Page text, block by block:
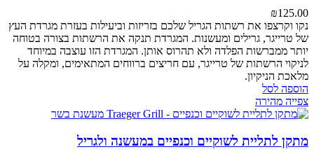
₪125.00
נקו וקרצפו את רשתות הגריל שלכם בזריזות וביעילות בעזרת מגרדת העץ
של טרייגר, גרילים ומעשנות. המגרדת תנקה את הרשתות בצורה בטוחה
יותר ממברשות הפלדה ולא תהרוס אותן. המגרדת הזו עוצבה במיוחד
לניקוי הרשתות של טרייגר, עם חריצים ברווחים המתאימים, ומקלה על
מלאכת הניקיון.
הוספה לסל
צפייה מהירה
מתקן לתליית לשוקיים וכנפיים במעשנה ולגריל